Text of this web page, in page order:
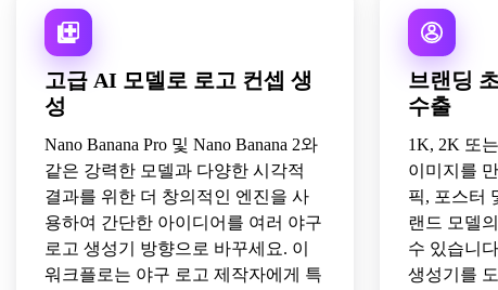
고급 AI 모델로 로고 컨셉 생
성
Nano Banana Pro 및 Nano Banana 2와
같은 강력한 모델과 다양한 시각적
결과를 위한 더 창의적인 엔진을 사
용하여 간단한 아이디어를 여러 야구
로고 생성기 방향으로 바꾸세요. 이
워크플로는 야구 로고 제작자에게 특
브랜딩
수출
1K, 2K 또
이미지를
픽, 포스터
랜드 모델
수 있습니
생성기를